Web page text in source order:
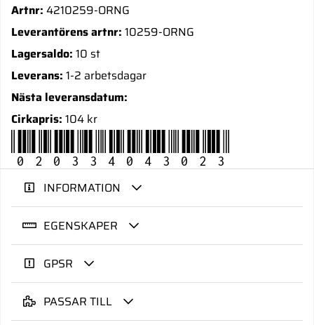
Artnr: 4210259-ORNG
Leverantörens artnr: 10259-ORNG
Lagersaldo: 10 st
Leverans: 1-2 arbetsdagar
Nästa leveransdatum:
Cirkapris: 104 kr
020334043023
INFORMATION
EGENSKAPER
GPSR
PASSAR TILL